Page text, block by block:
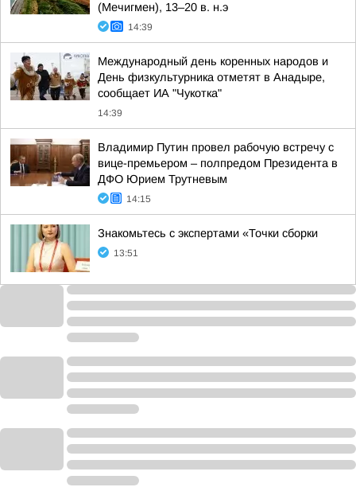
(Мечигмен), 13–20 в. н.э
14:39
Международный день коренных народов и
День физкультурника отметят в Анадыре,
сообщает ИА "Чукотка"
14:39
Владимир Путин провел рабочую встречу с
вице-премьером – полпредом Президента в
ДФО Юрием Трутневым
14:15
Знакомьтесь с экспертами «Точки сборки
13:51